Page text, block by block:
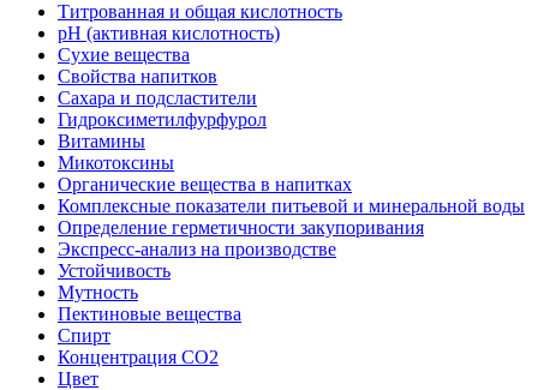
Титрованная и общая кислотность
рН (активная кислотность)
Сухие вещества
Свойства напитков
Сахара и подсластители
Гидроксиметилфурфурол
Витамины
Микотоксины
Органические вещества в напитках
Комплексные показатели питьевой и минеральной воды
Определение герметичности закупоривания
Экспресс-анализ на производстве
Устойчивость
Мутность
Пектиновые вещества
Спирт
Концентрация СО2
Цвет